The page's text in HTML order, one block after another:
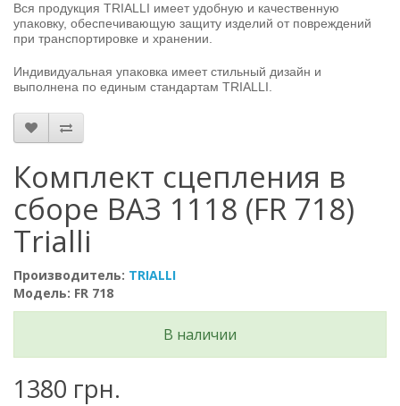
Вся продукция TRIALLI имеет удобную и качественную
упаковку, обеспечивающую защиту изделий от повреждений
при транспортировке и хранении.
Индивидуальная упаковка имеет стильный дизайн и
выполнена по единым стандартам TRIALLI.
Комплект сцепления в
сборе ВАЗ 1118 (FR 718)
Trialli
Производитель: TRIALLI
Модель: FR 718
В наличии
1380 грн.